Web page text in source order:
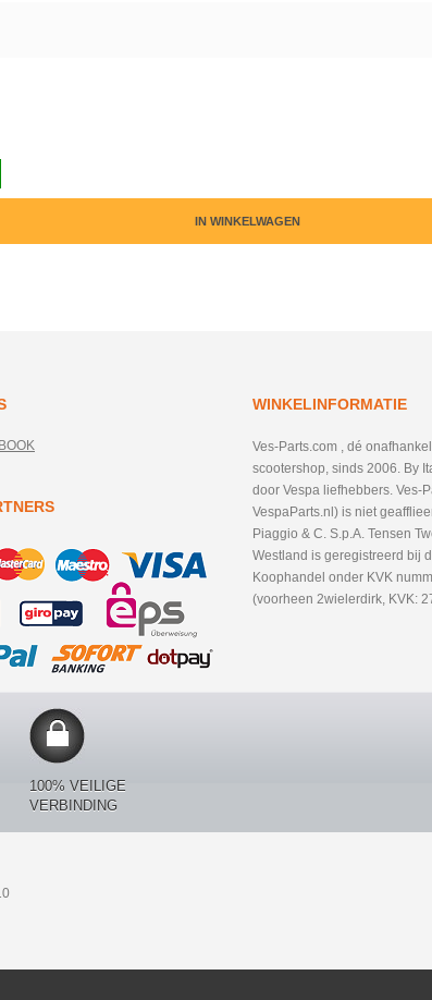
IN WINKELWAGEN
WINKELINFORMATIE
Ves-Parts.com , dé
scootershop, sinds 2006. By
door Vespa liefhebbers. Ves-
VespaParts.nl) is niet
Piaggio & C. S.p.A. Tensen
Westland is geregistreerd bij
Koophandel onder KVK
(voorheen 2wielerdirk, KVK:
100% VEILIGE
VERBINDING